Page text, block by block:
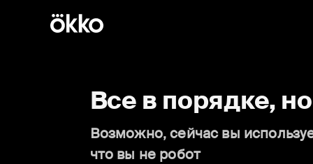
Все в порядке,
Возможно, сейчас вы
что вы не робот